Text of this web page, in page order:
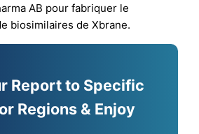
AB pour fabriquer le
biosimilaires de Xbrane.
Report to Specific
Regions & Enjoy